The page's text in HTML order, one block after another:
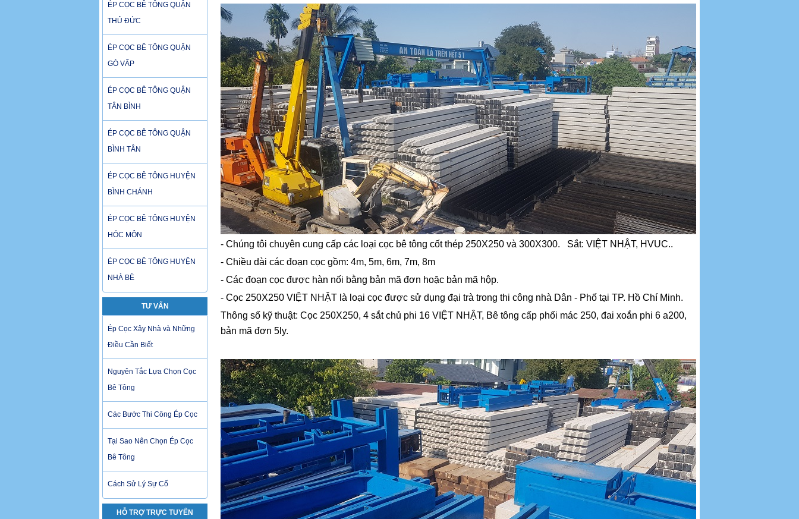
ÉP CỌC BÊ TÔNG QUẬN
THỦ ĐỨC
ÉP CỌC BÊ TÔNG QUẬN
GÒ VẤP
ÉP CỌC BÊ TÔNG QUẬN
TÂN BÌNH
ÉP CỌC BÊ TÔNG QUẬN
BÌNH TÂN
ÉP CỌC BÊ TÔNG HUYỆN
BÌNH CHÁNH
ÉP CỌC BÊ TÔNG HUYỆN
HÓC MÔN
ÉP CỌC BÊ TÔNG HUYỆN
NHÀ BÈ
TƯ VẤN
Ép Cọc Xây Nhà và Những
Điều Cần Biết
Nguyên Tắc Lựa Chọn Cọc
Bê Tông
Các Bước Thi Công Ép Cọc
Tại Sao Nên Chọn Ép Cọc
Bê Tông
Cách Sử Lý Sự Cố
HỖ TRỢ TRỰC TUYẾN
- Chúng tôi chuyên cung cấp các loại cọc bê tông cốt thép 250X250 và 300X300. Sắt: VIỆT NHẬT, HVUC..
- Chiều dài các đoạn cọc gồm: 4m, 5m, 6m, 7m, 8m
- Các đoạn cọc được hàn nối bằng bản mã đơn hoặc bản mã hộp.
- Cọc 250X250 VIỆT NHẬT là loại cọc được sử dụng đại trà trong thi công nhà Dân - Phố tại TP. Hồ Chí Minh.
Thông số kỹ thuật: Cọc 250X250, 4 sắt chủ phi 16 VIỆT NHẬT, Bê tông cấp phối mác 250, đai xoắn phi 6 a200,
bản mã đơn 5ly.